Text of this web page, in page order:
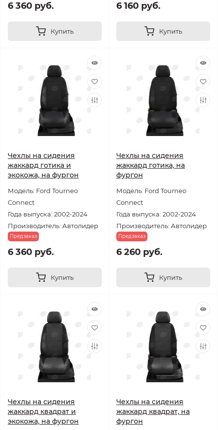
6 360 руб.
Купить
6 160 руб.
Купить
Чехлы на сидения
жаккард готика и
экокожа, на фургон
Модель: Ford Tourneo
Connect
Года выпуска: 2002-2024
Производитель: Автолидер
Предзаказ
6 360 руб.
Купить
Чехлы на сидения
жаккард готика, на
фургон
Модель: Ford Tourneo
Connect
Года выпуска: 2002-2024
Производитель: Автолидер
Предзаказ
6 260 руб.
Купить
Чехлы на сидения
жаккард квадрат и
экокожа, на фургон
Чехлы на сидения
жаккард квадрат, на
фургон